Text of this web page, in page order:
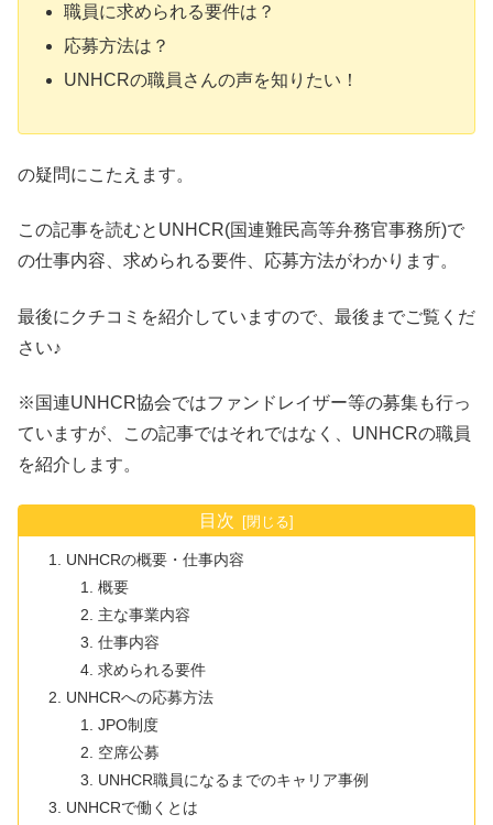
職員に求められる要件は？
応募方法は？
UNHCRの職員さんの声を知りたい！
の疑問にこたえます。
この記事を読むとUNHCR(国連難民高等弁務官事務所)で
の仕事内容、求められる要件、応募方法がわかります。
最後にクチコミを紹介していますので、最後までご覧くだ
さい♪
※国連UNHCR協会ではファンドレイザー等の募集も行っ
ていますが、この記事ではそれではなく、UNHCRの職員
を紹介します。
目次
UNHCRの概要・仕事内容
概要
主な事業内容
仕事内容
求められる要件
UNHCRへの応募方法
JPO制度
空席公募
UNHCR職員になるまでのキャリア事例
UNHCRで働くとは